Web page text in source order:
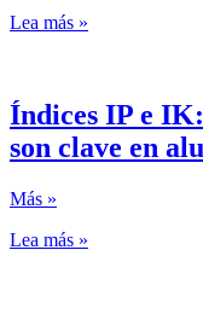
Lea más »
Índices IP e
son clave en
Más »
Lea más »